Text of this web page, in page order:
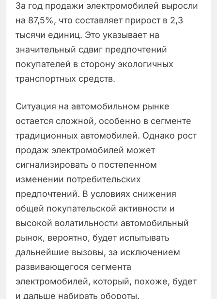
За год продажи электромобилей выросли
на 87,5%, что составляет прирост в 2,3
тысячи единиц. Это указывает на
значительный сдвиг предпочтений
покупателей в сторону экологичных
транспортных средств.
Ситуация на автомобильном рынке
остается сложной, особенно в сегменте
традиционных автомобилей. Однако рост
продаж электромобилей может
сигнализировать о постепенном
изменении потребительских
предпочтений. В условиях снижения
общей покупательской активности и
высокой волатильности автомобильный
рынок, вероятно, будет испытывать
дальнейшие вызовы, за исключением
развивающегося сегмента
электромобилей, который, похоже, будет
и дальше набирать обороты.